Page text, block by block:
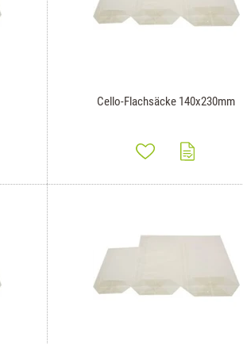
Cello-Flachsäcke 140x230mm